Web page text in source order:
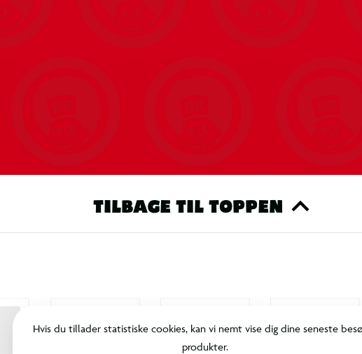
TILBAGE TIL TOPPEN
Hvis du tillader statistiske cookies, kan vi nemt vise dig dine seneste
produkter.